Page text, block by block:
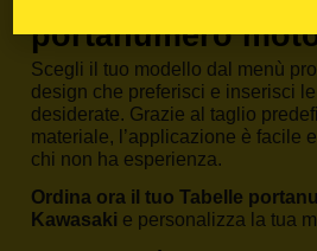
portanumero
Scegli il tuo modello dal menù
design che preferisci e inserisci
desiderate. Grazie al taglio
materiale, l’applicazione è facile
chi non ha esperienza.
Ordina ora il tuo Tabelle
Kawasaki e personalizza la tua